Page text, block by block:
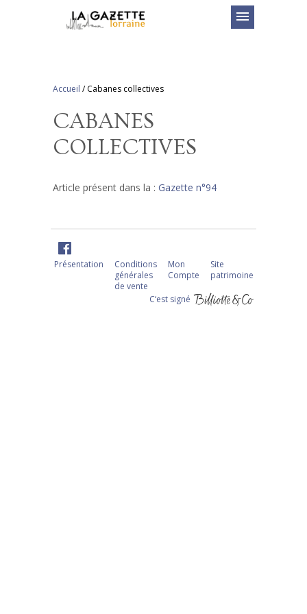
menu
Accueil /Cabanes collectives
CABANES
COLLECTIVES
Article présent dans la : Gazette n°94
Présentation
Conditions
générales
de vente
Mon
Compte
Site
patrimoine
C‘est signé